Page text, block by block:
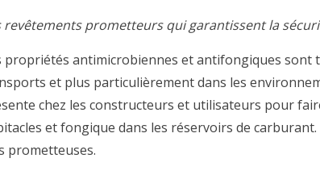
revêtements prometteurs qui garantissent la
propriétés antimicrobiennes et antifongiques sont
et plus particulièrement dans les
chez les constructeurs et utilisateurs pour
et fongique dans les réservoirs de carburant.
prometteuses.